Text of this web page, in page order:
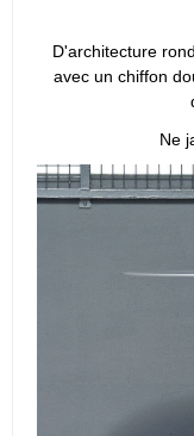
D'architecture
avec un chiffon
Ne